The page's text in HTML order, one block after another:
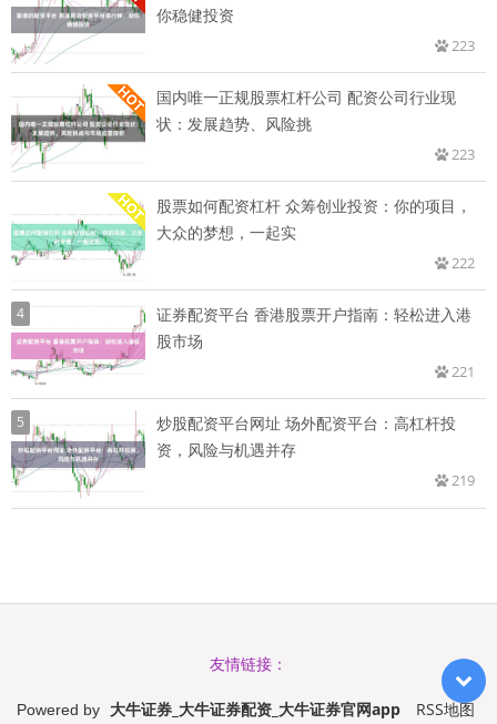
你稳健投资
223
国内唯一正规股票杠杆公司 配资公司行业现
状：发展趋势、风险挑
223
股票如何配资杠杆 众筹创业投资：你的项目，
大众的梦想，一起实
222
4
证券配资平台 香港股票开户指南：轻松进入港
股市场
221
5
炒股配资平台网址 场外配资平台：高杠杆投
资，风险与机遇并存
219
友情链接：
Powered by 大牛证券_大牛证券配资_大牛证券官网app RSS地图